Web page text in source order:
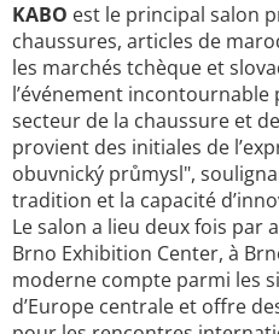
KABO est le principal salon
chaussures, articles de
les marchés tchèque et
l’événement
secteur de la chaussure et
provient des initiales de
obuvnický průmysl",
tradition et la capacité
Le salon a lieu deux fois par
Brno Exhibition Center, à
moderne compte parmi les
d’Europe centrale et offre